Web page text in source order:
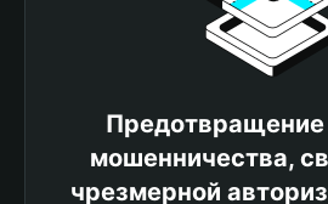
Предотвращение
мошенничества,
чрезмерной